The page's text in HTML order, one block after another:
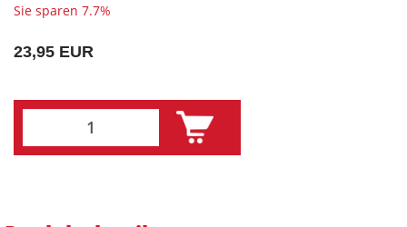
Sie sparen 7.7%
23,95 EUR